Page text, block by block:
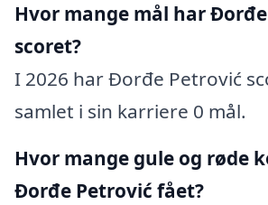
Hvor mange mål har
scoret?
I 2026 har Đorđe Petrović
samlet i sin karriere 0 mål.
Hvor mange gule og røde
Đorđe Petrović fået?